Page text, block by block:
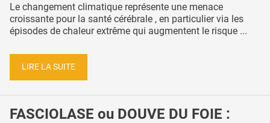
Le changement climatique représente une menace
croissante pour la santé cérébrale , en particulier via les
épisodes de chaleur extrême qui augmentent le risque ...
LIRE LA SUITE
FASCIOLASE ou DOUVE DU FOIE :